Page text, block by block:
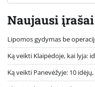
Naujausi įrašai
Lipomos gydymas be
Ką veikti Klaipėdoje, kai lyja:
Ką veikti Panevėžyje: 10